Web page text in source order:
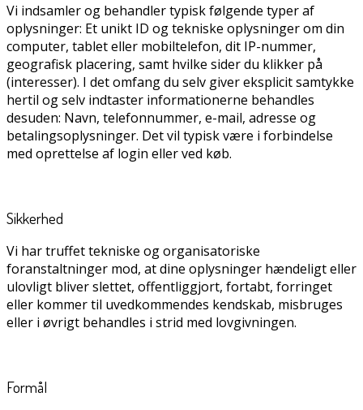
Vi indsamler og behandler typisk følgende typer af
oplysninger: Et unikt ID og tekniske oplysninger om din
computer, tablet eller mobiltelefon, dit IP-nummer,
geografisk placering, samt hvilke sider du klikker på
(interesser). I det omfang du selv giver eksplicit samtykke
hertil og selv indtaster informationerne behandles
desuden: Navn, telefonnummer, e-mail, adresse og
betalingsoplysninger. Det vil typisk være i forbindelse
med oprettelse af login eller ved køb.
Sikkerhed
Vi har truffet tekniske og organisatoriske
foranstaltninger mod, at dine oplysninger hændeligt eller
ulovligt bliver slettet, offentliggjort, fortabt, forringet
eller kommer til uvedkommendes kendskab, misbruges
eller i øvrigt behandles i strid med lovgivningen.
Formål